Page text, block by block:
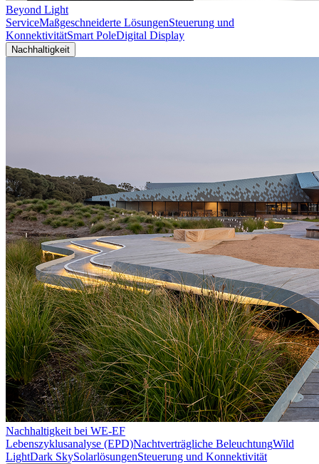
Beyond Light
ServiceMaßgeschneiderte LösungenSteuerung und
KonnektivitätSmart PoleDigital Display
Nachhaltigkeit
Nachhaltigkeit bei WE-EF
Lebenszyklusanalyse (EPD)Nachtverträgliche BeleuchtungWild
LightDark SkySolarlösungenSteuerung und Konnektivität